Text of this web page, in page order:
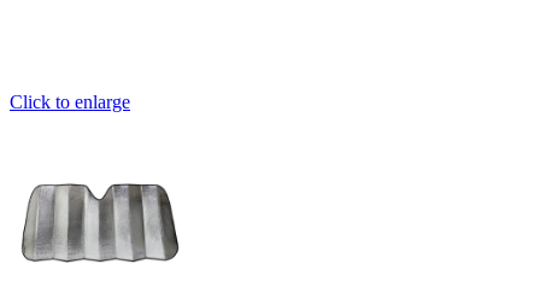
Click to enlarge